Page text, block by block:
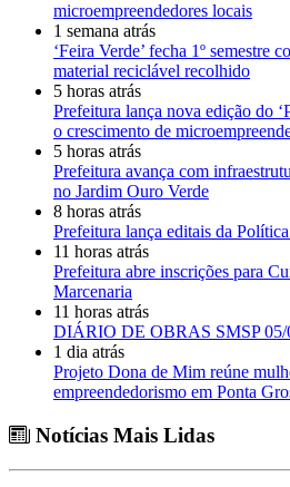
microempreendedores locais
1 semana atrás
‘Feira Verde’ fecha 1º semestre
material reciclável recolhido
5 horas atrás
Prefeitura lança nova edição do
o crescimento de
5 horas atrás
Prefeitura avança com
no Jardim Ouro Verde
8 horas atrás
Prefeitura lança editais da
11 horas atrás
Prefeitura abre inscrições para
Marcenaria
11 horas atrás
DIÁRIO DE OBRAS SMSP 05/
1 dia atrás
Projeto Dona de Mim reúne
empreendedorismo em Ponta
Notícias Mais Lidas